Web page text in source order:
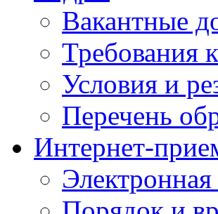
Вакантные
Требования
Условия и
Перечень
Интернет-